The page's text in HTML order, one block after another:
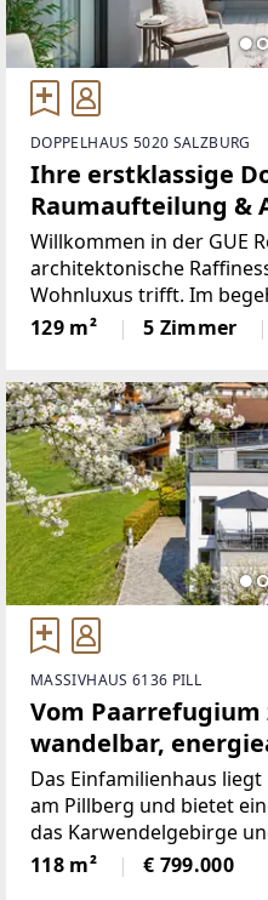
DOPPELHAUS 5020 SALZBURG
Ihre erstklassige
Raumaufteilung &
gestaltbar –
Willkommen in der GUE
architektonische
Wohnluxus trifft. Im
Leopoldskron entstehen
Doppelhaushälften, die
129 m² 5 Zimmer
MASSIVHAUS 6136 PILL
Vom Paarrefugium
wandelbar,
traumhaftem
Das Einfamilienhaus
am Pillberg und bietet
das Karwendelgebirge
Aussicht, die heute nur
moderne Architektur mit
118 m² € 799.000